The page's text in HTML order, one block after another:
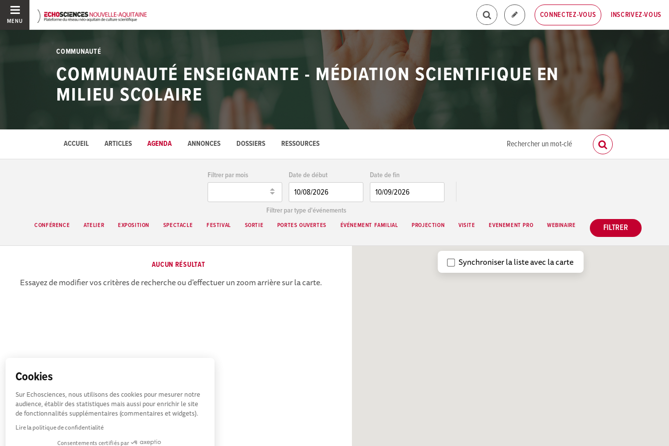
Cookies
Sur Echosciences, nous utilisons des cookies pour mesurer notre
audience, établir des statistiques mais aussi pour enrichir le site
de fonctionnalités supplémentaires (commentaires et widgets).
Lire la politique de confidentialité
Consentements certifiés par
MENU
CONNECTEZ-VOUS INSCRIVEZ-VOUS
COMMUNAUTÉ
COMMUNAUTÉ ENSEIGNANTE - MÉDIATION SCIENTIFIQUE EN
MILIEU SCOLAIRE
ACCUEIL ARTICLES AGENDA ANNONCES DOSSIERS RESSOURCES
Filtrer par mois Date de début Date de fin
Filtrer par type d'événements
CONFÉRENCE ATELIER EXPOSITION SPECTACLE FESTIVAL SORTIE PORTES OUVERTES ÉVÉNEMENT FAMILIAL PROJECTION VISITE EVENEMENT PRO WEBINAIRE FILTRER
AUCUN RÉSULTAT
Essayez de modifier vos critères de recherche ou d'effectuer un zoom arrière sur la carte.
Synchroniser la liste avec la carte